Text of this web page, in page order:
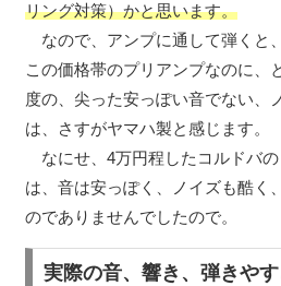
リング対策）かと思います。
なので、アンプに通して弾くと
この価格帯のプリアンプなのに、
度の、尖った安っぽい音でない、
は、さすがヤマハ製と感じます。
なにせ、4万円程したコルドバ
は、音は安っぽく、ノイズも酷く
のでありませんでしたので。
実際の音、響き、弾きやす